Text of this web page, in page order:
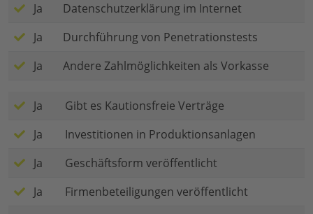
Ja
Datenschutzerklärung im Internet
Ja
Durchführung von Penetrationstests
Ja
Andere Zahlmöglichkeiten als Vorkasse
Ja
Gibt es Kautionsfreie Verträge
Ja
Investitionen in Produktionsanlagen
Ja
Geschäftsform veröffentlicht
Ja
Firmenbeteiligungen veröffentlicht